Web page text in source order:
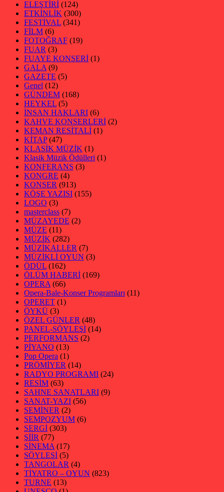
ELEŞTİRİ (124)
ETKİNLİK (300)
FESTİVAL (341)
FİLM (6)
FOTOĞRAF (19)
FUAR (3)
FUAYE KONSERİ (1)
GALA (9)
GAZETE (5)
Genel (12)
GÜNDEM (168)
HEYKEL (5)
İNSAN HAKLARI (6)
KAHVE KONSERLERİ (2)
KEMAN RESİTALİ (1)
KİTAP(47)
KLASİK MÜZİK (1)
Klasik Müzik Ödülleri (1)
KONFERANS (3)
KONGRE (4)
KONSER (913)
KÖŞE YAZISI (155)
LOGO (3)
masterclass (7)
MÜZAYEDE (2)
MÜZE (11)
MÜZİK (282)
MÜZİKALLER (7)
MÜZİKLİ OYUN (3)
ÖDÜL (162)
ÖLÜM HABERİ (169)
OPERA (66)
Opera-Bale-Konser Programları (11)
OPERET (1)
ÖYKÜ (3)
ÖZEL GÜNLER (48)
PANEL-SÖYLEŞİ (14)
PERFORMANS (2)
PİYANO (13)
Pop Opera (1)
PRÖMİYER (14)
RADYO PROGRAMI (24)
RESİM (63)
SAHNE SANATLARI (9)
SANAT-YAZI (56)
SEMİNER (2)
SEMPOZYUM (6)
SERGİ (303)
ŞİİR (77)
SİNEMA (17)
SÖYLEŞİ (5)
TANGOLAR (4)
TİYATRO – OYUN (823)
TURNE (13)